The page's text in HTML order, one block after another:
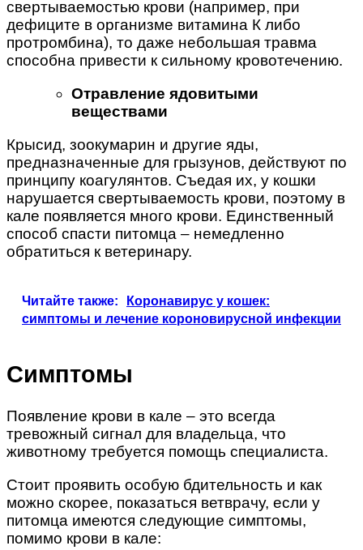
свертываемостью крови (например, при
дефиците в организме витамина К либо
протромбина), то даже небольшая травма
способна привести к сильному кровотечению.
Отравление ядовитыми
веществами
Крысид, зоокумарин и другие яды,
предназначенные для грызунов, действуют по
принципу коагулянтов. Съедая их, у кошки
нарушается свертываемость крови, поэтому в
кале появляется много крови. Единственный
способ спасти питомца – немедленно
обратиться к ветеринару.
Читайте также:
Коронавирус у кошек:
симптомы и лечение короновирусной инфекции
Симптомы
Появление крови в кале – это всегда
тревожный сигнал для владельца, что
животному требуется помощь специалиста.
Стоит проявить особую бдительность и как
можно скорее, показаться ветврачу, если у
питомца имеются следующие симптомы,
помимо крови в кале: